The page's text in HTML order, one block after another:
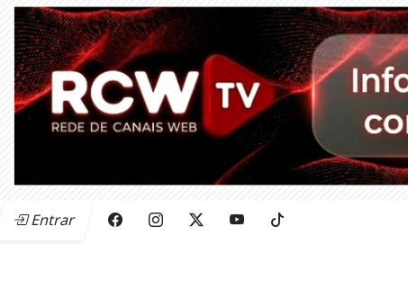
Entrar